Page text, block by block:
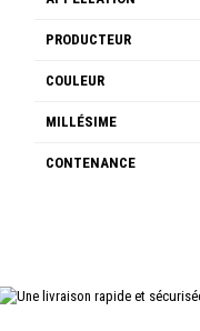
PRODUCTEUR
COULEUR
MILLÉSIME
CONTENANCE